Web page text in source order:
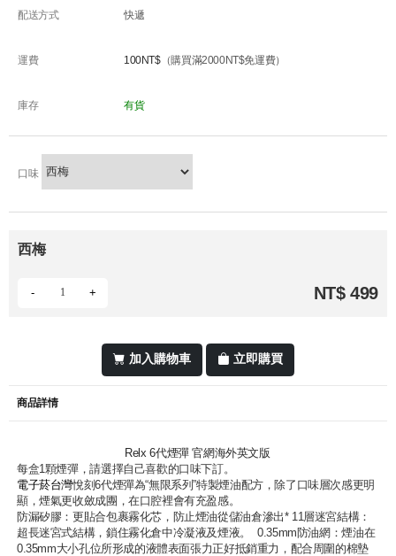
配送方式 快遞
運費 100NT$（購買滿2000NT$免運費）
庫存 有貨
口味
西梅
- + NT$ 499
加入購物車 立即購買
商品詳情
Relx 6代煙彈 官網海外英文版
每盒1顆煙彈，請選擇自己喜歡的口味下訂。
電子菸台灣悅刻6代煙彈為“無限系列”特製煙油配方，除了口味層次感更明
顯，煙氣更收斂成團，在口腔裡會有充盈感。
防漏矽膠：更貼合包裹霧化芯，防止煙油從儲油倉滲出* 11層迷宮結構：
超長迷宮式結構，鎖住霧化倉中冷凝液及煙液。 0.35mm防油網：煙油在
0.35mm大小孔位所形成的液體表面張力正好抵銷重力，配合周圍的棉墊